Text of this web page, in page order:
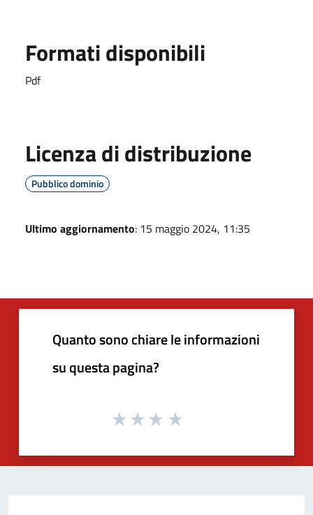
Formati disponibili
Pdf
Licenza di distribuzione
Pubblico dominio
Ultimo aggiornamento: 15 maggio 2024, 11:35
Quanto sono chiare le informazioni
su questa pagina?